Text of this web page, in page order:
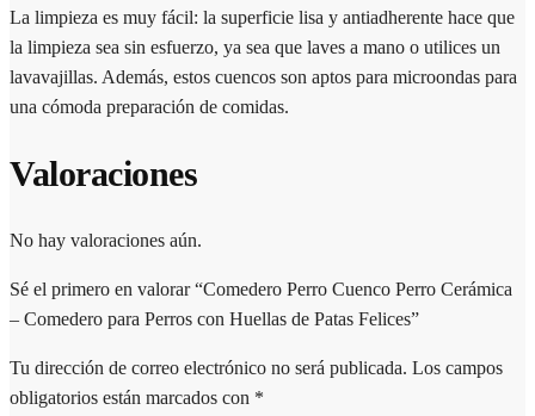
La limpieza es muy fácil: la superficie lisa y antiadherente hace que
la limpieza sea sin esfuerzo, ya sea que laves a mano o utilices un
lavavajillas. Además, estos cuencos son aptos para microondas para
una cómoda preparación de comidas.
Valoraciones
No hay valoraciones aún.
Sé el primero en valorar “Comedero Perro Cuenco Perro Cerámica
– Comedero para Perros con Huellas de Patas Felices”
Tu dirección de correo electrónico no será publicada. Los campos
obligatorios están marcados con *